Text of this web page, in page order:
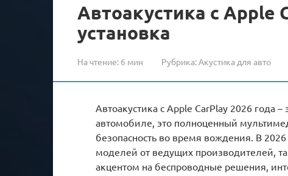
Автоакустика с Apple
установка
На чтение: 6 мин Рубрика:Акустика для авто
Автоакустика с Apple CarPlay 2026 года
автомобиле, это полноценный
безопасность во время вождения. В
моделей от ведущих производителей,
акцентом на беспроводные решения,